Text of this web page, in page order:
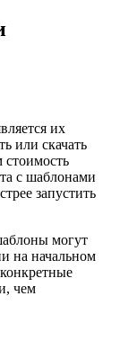
их
или скачать
стоимость
с шаблонами
запустить
могут
на начальном
чем